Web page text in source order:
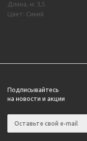
Длина, м: 3,5
Цвет: Синий
Подписывайтесь
на новости и акции